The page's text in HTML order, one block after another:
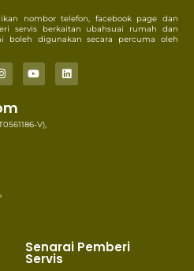
nombor telefon, facebook page dan
servis berkaitan ubahsuai rumah dan
boleh digunakan secara percuma oleh
V),
Senarai Pemberi
Servis